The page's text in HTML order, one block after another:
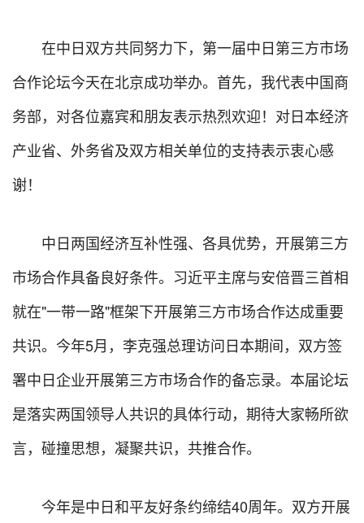
在中日双方共同努力下，第一届中日第三方市场
合作论坛今天在北京成功举办。首先，我代表中国商
务部，对各位嘉宾和朋友表示热烈欢迎！对日本经济
产业省、外务省及双方相关单位的支持表示衷心感
谢！
中日两国经济互补性强、各具优势，开展第三方
市场合作具备良好条件。习近平主席与安倍晋三首相
就在"一带一路"框架下开展第三方市场合作达成重要
共识。今年5月，李克强总理访问日本期间，双方签
署中日企业开展第三方市场合作的备忘录。本届论坛
是落实两国领导人共识的具体行动，期待大家畅所欲
言，碰撞思想，凝聚共识，共推合作。
今年是中日和平友好条约缔结40周年。双方开展